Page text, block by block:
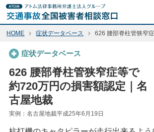
HOME 症状データベース 626 腰部脊柱管狭窄
症状データベース
626 腰部脊柱管狭窄症等で
約720万円の損害額認定｜名
古屋地裁
実例：名古屋地裁平成25年6月19日